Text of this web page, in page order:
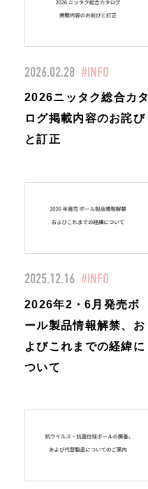
2026.02.28 #INFO
2026ニッタク総合カタ
ログ掲載内容のお詫び
と訂正
2025.12.16 #INFO
2026年2・6月発売ボ
ール製品情報解禁、お
よびこれまでの経緯に
ついて